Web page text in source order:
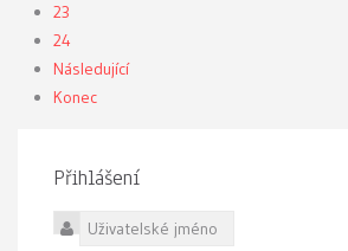
23
24
Následující
Konec
Přihlášení
Uživatelské jméno